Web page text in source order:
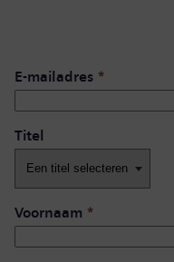
E-mailadres *
Titel
Voornaam *